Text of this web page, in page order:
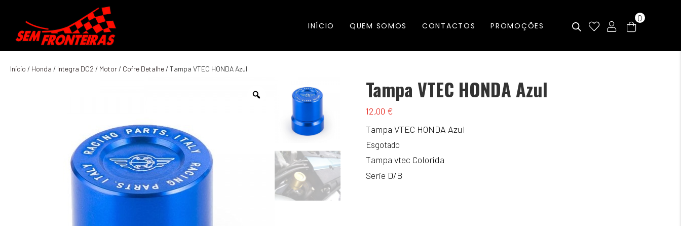
INÍCIO QUEM SOMOS CONTACTOS PROMOÇÕES
0
Início / Honda / Integra DC2 / Motor/ Cofre Detalhe/ Tampa VTEC HONDA Azul
Tampa VTEC HONDA Azul
12,00 €
Tampa VTEC HONDA Azul
Esgotado
Tampa vtec Colorida
Serie D/B